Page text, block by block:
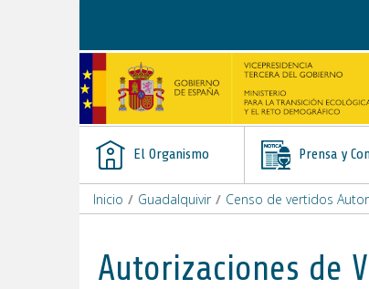
El Organismo Prensa y
Inicio / Guadalquivir / Censo de vertidos
Autorizaciones de